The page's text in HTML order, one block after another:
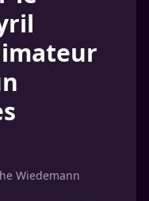
Wiedemann